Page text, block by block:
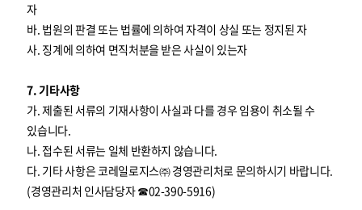
자
바. 법원의 판결 또는 법률에 의하여 자격이 상실 또는 정지된 자
사. 징계에 의하여 면직처분을 받은 사실이 있는자
7. 기타사항
가. 제출된 서류의 기재사항이 사실과 다를 경우 임용이 취소될 수
있습니다.
나. 접수된 서류는 일체 반환하지 않습니다.
다. 기타 사항은 코레일로지스㈜ 경영관리처로 문의하시기 바랍니다.
(경영관리처 인사담당자 ☎02-390-5916)